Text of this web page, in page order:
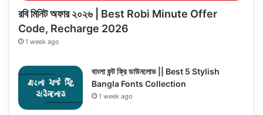
রবি মিনিট অফার ২০২৬ | Best Robi Minute Offer
Code, Recharge 2026
1 week ago
বাংলা ফন্ট ফ্রি ডাউনলোড || Best 5 Stylish
Bangla Fonts Collection
1 week ago